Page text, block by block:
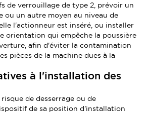
de verrouillage de type 2, prévoir un
ou un autre moyen au niveau de
l'actionneur est inséré, ou installer
orientation qui empêche la poussière
afin d'éviter la contamination
pièces de la machine dues à la
à l'installation des
de desserrage ou de
de sa position d'installation